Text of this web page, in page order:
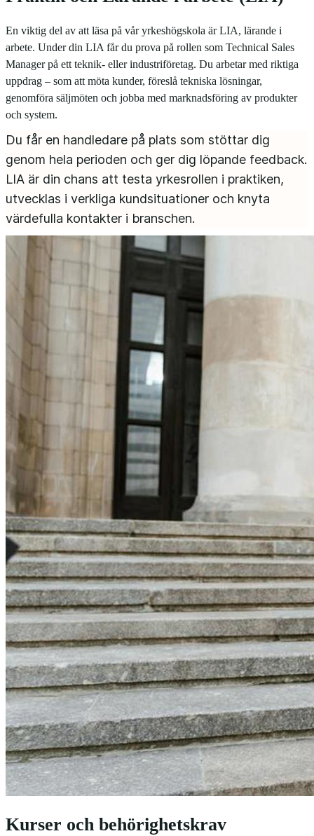
En viktig del av att läsa på vår yrkeshögskola är LIA, lärande i
arbete. Under din LIA får du prova på rollen som Technical Sales
Manager på ett teknik- eller industriföretag. Du arbetar med riktiga
uppdrag – som att möta kunder, föreslå tekniska lösningar,
genomföra säljmöten och jobba med marknadsföring av produkter
och system.
Du får en handledare på plats som stöttar dig
genom hela perioden och ger dig löpande feedback.
LIA är din chans att testa yrkesrollen i praktiken,
utvecklas i verkliga kundsituationer och knyta
värdefulla kontakter i branschen.
Kurser och behörighetskrav